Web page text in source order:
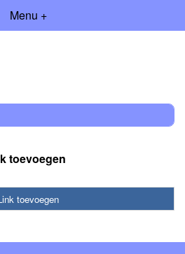
Menu +
toevoegen
toevoegen